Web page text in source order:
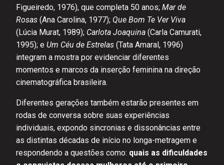
Figueiredo, 1976), que completa 50 anos; Mar de
Rosas (Ana Carolina, 1977); Que Bom Te Ver Viva
(Lúcia Murat, 1989); Carlota Joaquina (Carla Camurati,
1995); e Um Céu de Estrelas (Tata Amaral, 1996)
integram a mostra por evidenciar diferentes
momentos e marcos da inserção feminina na direção
cinematográfica brasileira.
Diferentes gerações também estarão presentes em
rodas de conversa sobre suas experiências
individuais, expondo sincronias e dissonâncias entre
as distintas décadas de início no longa-metragem e
respondendo a questões como: quais as dificuldades